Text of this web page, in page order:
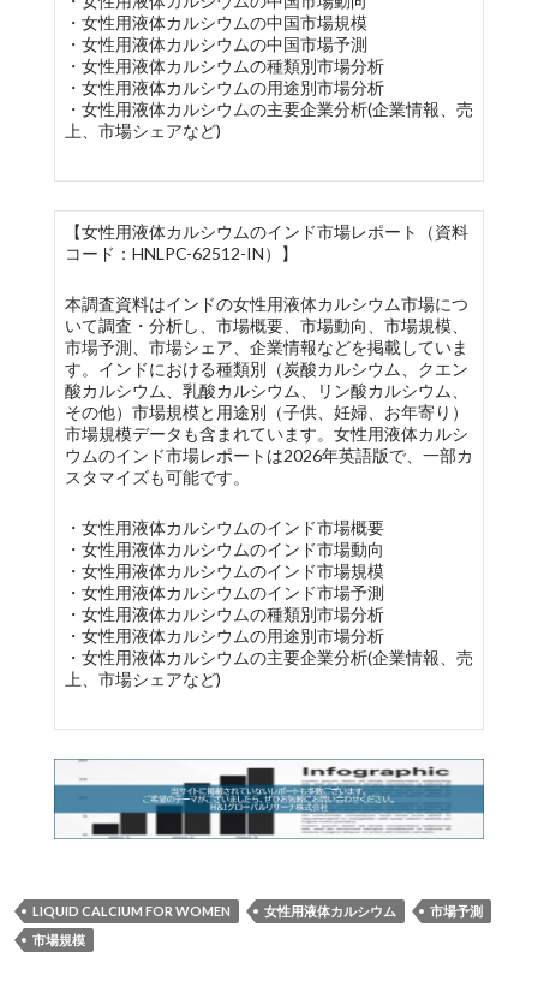
・女性用液体カルシウムの中国市場規模
・女性用液体カルシウムの中国市場予測
・女性用液体カルシウムの種類別市場分析
・女性用液体カルシウムの用途別市場分析
・女性用液体カルシウムの主要企業分析(企業情報、売
上、市場シェアなど)
【女性用液体カルシウムのインド市場レポート（資料
コード：HNLPC-62512-IN）】
本調査資料はインドの女性用液体カルシウム市場につ
いて調査・分析し、市場概要、市場動向、市場規模、
市場予測、市場シェア、企業情報などを掲載していま
す。インドにおける種類別（炭酸カルシウム、クエン
酸カルシウム、乳酸カルシウム、リン酸カルシウム、
その他）市場規模と用途別（子供、妊婦、お年寄り）
市場規模データも含まれています。女性用液体カルシ
ウムのインド市場レポートは2026年英語版で、一部カ
スタマイズも可能です。
・女性用液体カルシウムのインド市場概要
・女性用液体カルシウムのインド市場動向
・女性用液体カルシウムのインド市場規模
・女性用液体カルシウムのインド市場予測
・女性用液体カルシウムの種類別市場分析
・女性用液体カルシウムの用途別市場分析
・女性用液体カルシウムの主要企業分析(企業情報、売
上、市場シェアなど)
LIQUID CALCIUM FOR WOMEN 女性用液体カルシウム
市場予測
市場規模